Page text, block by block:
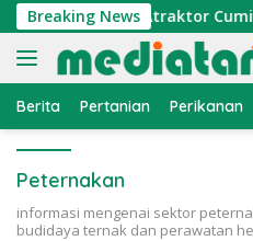
Langsung
ke
konten
Breaking News
Nelayan, Atraktor Cumi
Berita Pertanian Perikanan
Peternakan
informasi mengenai sektor
budidaya ternak dan perawatan